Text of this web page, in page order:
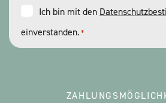
Consent
*
Ich bin mit den
einverstanden.*